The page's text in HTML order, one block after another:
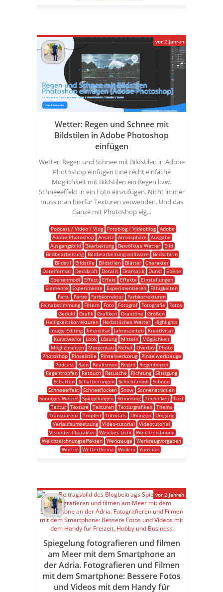
Wetter: Regen und Schnee mit
Bildstilen in Adobe Photoshop
einfügen
Wetter: Regen und Schnee mit Bildstilen in Adobe
Photoshop einfügen Eine recht einfache
Möglichkeit mit Bildstilen ein Regen bzw.
Schneeeffekt in ein Foto einzufügen. Nicht immer
muss man hierfür Texturen verwenden. Und das
Ganze mit Photoshop eig...
Podcast / Video / Vlog Fotoblog / Videoblog Adobe
Adobe Photoshop Ansatz Atmosphäre
Ausgabe
Ausgangsbild
Bearbeitung Bewölktes Wetter
Bild
Bildbearbeitung
Bildbearbeitungssoftware
Bildschirm
Bildstil
Bildstile Bildstilen Blätter
Charakter
Dateiformat
Deckkraft Details Dramatik Dunst
Ebene
Ebenenmodi
Effect Effekt Effekte
Einstellungen
Elemente
Experimente Experimentieren
Fähigkeiten
Farb-
Farbe Farbkorrektur
Farbkorrekturen
Feinabstimmung
Filtern Foto Fotograf Fotografie
Fotos
Geduld Grafik Grafiken Grautöne
Größen
Helligkeitskorrekturen
Herbstliches Wetter
Highlights
Image Editing
Intensität Jahreszeiten
Kreativität
Kunstwerke
Look Lösung Mitteln
Möglichkeit
Möglichkeiten
Morgentau Nebel Overlay
Photo
Photoshop
Pinselstile Pinselwerkzeug
Pinselwerkzeuge
Podcast
Rain Realismus Regen
Regenbogen
Regentropfen
Retouch Retusche Richtung Sättigung
Schatten
Schattierungen Schicht-modi
Schnee
Schneeeffekt Schneeflocken Snow Sonnenstrahlen
Sonniges Wetter Spiegelungen Stimmung Techniken Text
Textur
Texture Texturen Texturgrafiken
Thema
Transparenz Tropfen Tutorials Übungen
Umgang
Verlaufsumsetzung Video-tutorial
Videotutorial
Visueller Charakter
Weiches Licht
Weichzeichnung
Weichzeichnungseffekten Werkzeuge
Werkzeugvorgaben
Wetter
Wetterthema Wolken Youtube
vor 2 Jahren
Spiegelung fotografieren und filmen
am Meer mit dem Smartphone an
der Adria. Fotografieren und Filmen
mit dem Smartphone: Bessere Fotos
und Videos mit dem Handy für
vor 2 Jahren